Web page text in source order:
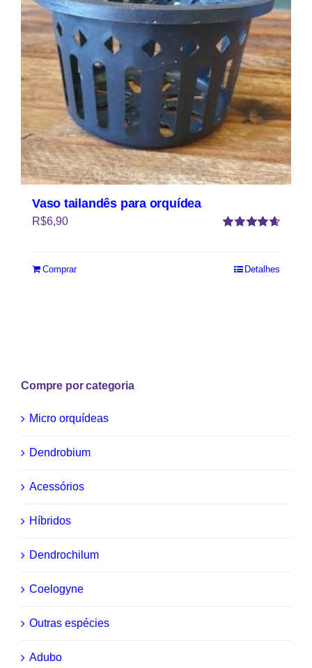
Vaso tailandês para orquídea
R$6,90
Comprar Detalhes
Compre por categoria
Micro orquídeas
Dendrobium
Acessórios
Híbridos
Dendrochilum
Coelogyne
Outras espécies
Adubo